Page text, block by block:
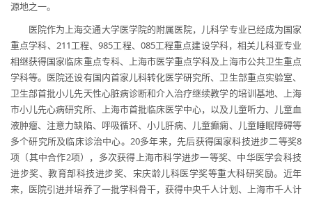
源地之一。
医院作为上海交通大学医学院的附属医院，儿科学专业已经成为国家
重点学科、211工程、985工程、085工程重点建设学科，相关儿科亚专业
相继获得国家临床重点专科、上海市医学重点学科及上海市公共卫生重点
学科等。医院还设有国内首家儿科转化医学研究所、卫生部重点实验室、
卫生部首批小儿先天性心脏病诊断和介入治疗继续教学的培训基地、上海
市小儿先心病研究所、上海市首批临床医学中心，以及儿童听力、儿童血
液肿瘤、注意力缺陷、呼吸循环、小儿肝病、儿童癫痫、儿童睡眠障碍等
多个研究所及临床诊治中心。20多年来，先后获得国家科技进步二等奖8
项（其中合作2项），多次获得上海市科学进步一等奖、中华医学会科技
进步奖、教育部科技进步奖、宋庆龄儿科医学奖等重大科研奖励。近年
来，医院引进并培养了一批学科骨干，获得中央千人计划、上海市千人计